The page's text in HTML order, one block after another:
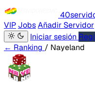
VIP JobsAñadir Servidor
Iniciar sesión
← Ranking / Nayeland